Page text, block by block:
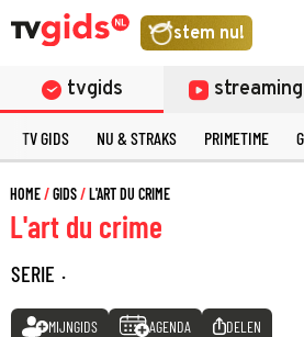
stem nu!
tvgids streaming
TV GIDS NU & STRAKS PRIMETIME
HOME GIDS L'ART DU CRIME
L'art du crime
SERIE ·
MIJNGIDS AGENDA DELEN